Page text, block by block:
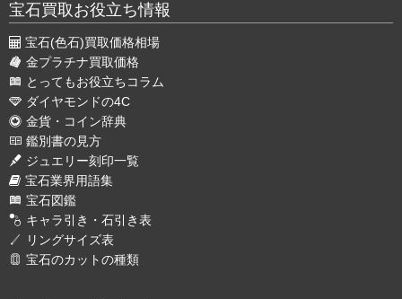
宝石買取お役立ち情報
宝石(色石)買取価格相場
金プラチナ買取価格
とってもお役立ちコラム
ダイヤモンドの4C
金貨・コイン辞典
鑑別書の見方
ジュエリー刻印一覧
宝石業界用語集
宝石図鑑
キャラ引き・石引き表
リングサイズ表
宝石のカットの種類